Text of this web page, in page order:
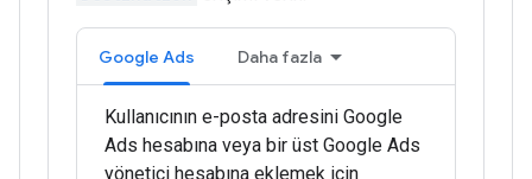
Google Ads Daha fazla
Kullanıcının e-posta adresini Google
Ads hesabına veya bir üst Google Ads
yönetici hesabına eklemek için